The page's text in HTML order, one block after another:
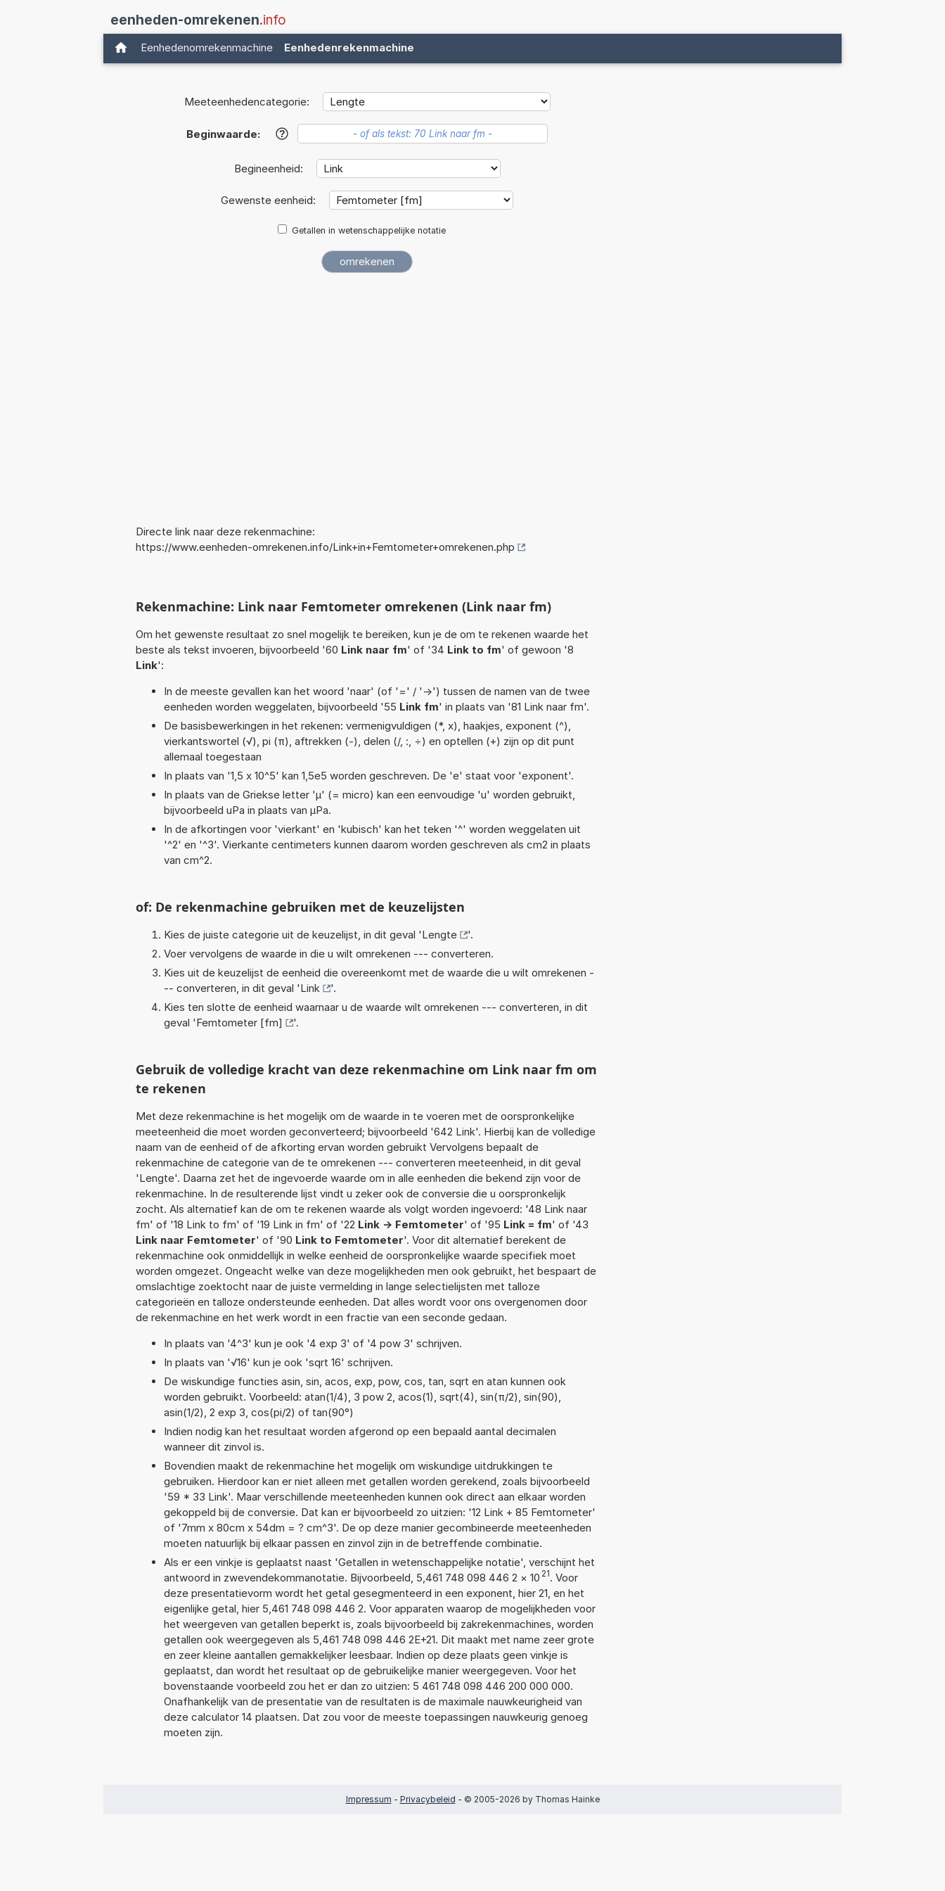
eenheden-omrekenen.info
Eenhedenomrekenmachine Eenhedenrekenmachine
Meeteenhedencategorie:
Beginwaarde: ?
Begineenheid:
Gewenste eenheid:
Getallen in wetenschappelijke notatie
Directe link naar deze rekenmachine:
https://www.eenheden-omrekenen.info/Link+in+Femtometer+omrekenen.php
Rekenmachine: Link naar Femtometer omrekenen (Link naar fm)
Om het gewenste resultaat zo snel mogelijk te bereiken, kun je de om te rekenen waarde het
beste als tekst invoeren, bijvoorbeeld '60 Link naar fm' of '34 Link to fm' of gewoon '8
Link':
In de meeste gevallen kan het woord 'naar' (of '=' / '->') tussen de namen van de twee
eenheden worden weggelaten, bijvoorbeeld '55 Link fm' in plaats van '81 Link naar fm'.
De basisbewerkingen in het rekenen: vermenigvuldigen (*, x), haakjes, exponent (^),
vierkantswortel (√), pi (π), aftrekken (-), delen (/, :, ÷) en optellen (+) zijn op dit punt
allemaal toegestaan
In plaats van '1,5 x 10^5' kan 1,5e5 worden geschreven. De 'e' staat voor 'exponent'.
In plaats van de Griekse letter 'µ' (= micro) kan een eenvoudige 'u' worden gebruikt,
bijvoorbeeld uPa in plaats van µPa.
In de afkortingen voor 'vierkant' en 'kubisch' kan het teken '^' worden weggelaten uit
'^2' en '^3'. Vierkante centimeters kunnen daarom worden geschreven als cm2 in plaats
van cm^2.
of: De rekenmachine gebruiken met de keuzelijsten
Kies de juiste categorie uit de keuzelijst, in dit geval 'Lengte
'.
Voer vervolgens de waarde in die u wilt omrekenen --- converteren.
Kies uit de keuzelijst de eenheid die overeenkomt met de waarde die u wilt omrekenen -
-- converteren, in dit geval 'Link
'.
Kies ten slotte de eenheid waarnaar u de waarde wilt omrekenen --- converteren, in dit
geval 'Femtometer [fm] '.
Gebruik de volledige kracht van deze rekenmachine om Link naar fm om
te rekenen
Met deze rekenmachine is het mogelijk om de waarde in te voeren met de oorspronkelijke
meeteenheid die moet worden geconverteerd; bijvoorbeeld '642 Link'. Hierbij kan de volledige
naam van de eenheid of de afkorting ervan worden gebruikt Vervolgens bepaalt de
rekenmachine de categorie van de te omrekenen --- converteren meeteenheid, in dit geval
'Lengte'. Daarna zet het de ingevoerde waarde om in alle eenheden die bekend zijn voor de
rekenmachine. In de resulterende lijst vindt u zeker ook de conversie die u oorspronkelijk
zocht. Als alternatief kan de om te rekenen waarde als volgt worden ingevoerd: '48 Link naar
fm' of '18 Link to fm' of '19 Link in fm' of '22 Link -> Femtometer' of '95 Link = fm' of '43
Link naar Femtometer' of '90 Link to Femtometer'. Voor dit alternatief berekent de
rekenmachine ook onmiddellijk in welke eenheid de oorspronkelijke waarde specifiek moet
worden omgezet. Ongeacht welke van deze mogelijkheden men ook gebruikt, het bespaart de
omslachtige zoektocht naar de juiste vermelding in lange selectielijsten met talloze
categorieën en talloze ondersteunde eenheden. Dat alles wordt voor ons overgenomen door
de rekenmachine en het werk wordt in een fractie van een seconde gedaan.
In plaats van '4^3' kun je ook '4 exp 3' of '4 pow 3' schrijven.
In plaats van '√16' kun je ook 'sqrt 16' schrijven.
De wiskundige functies asin, sin, acos, exp, pow, cos, tan, sqrt en atan kunnen ook
worden gebruikt. Voorbeeld: atan(1/4), 3 pow 2, acos(1), sqrt(4), sin(π/2), sin(90),
asin(1/2), 2 exp 3, cos(pi/2) of tan(90°)
Indien nodig kan het resultaat worden afgerond op een bepaald aantal decimalen
wanneer dit zinvol is.
Bovendien maakt de rekenmachine het mogelijk om wiskundige uitdrukkingen te
gebruiken. Hierdoor kan er niet alleen met getallen worden gerekend, zoals bijvoorbeeld
'59 * 33 Link'. Maar verschillende meeteenheden kunnen ook direct aan elkaar worden
gekoppeld bij de conversie. Dat kan er bijvoorbeeld zo uitzien: '12 Link + 85 Femtometer'
of '7mm x 80cm x 54dm = ? cm^3'. De op deze manier gecombineerde meeteenheden
moeten natuurlijk bij elkaar passen en zinvol zijn in de betreffende combinatie.
Als er een vinkje is geplaatst naast 'Getallen in wetenschappelijke notatie', verschijnt het
antwoord in zwevendekommanotatie. Bijvoorbeeld, 5,461 748 098 446 2 × 10 21. Voor
deze presentatievorm wordt het getal gesegmenteerd in een exponent, hier 21, en het
eigenlijke getal, hier 5,461 748 098 446 2. Voor apparaten waarop de mogelijkheden voor
het weergeven van getallen beperkt is, zoals bijvoorbeeld bij zakrekenmachines, worden
getallen ook weergegeven als 5,461 748 098 446 2E+21. Dit maakt met name zeer grote
en zeer kleine aantallen gemakkelijker leesbaar. Indien op deze plaats geen vinkje is
geplaatst, dan wordt het resultaat op de gebruikelijke manier weergegeven. Voor het
bovenstaande voorbeeld zou het er dan zo uitzien: 5 461 748 098 446 200 000 000.
Onafhankelijk van de presentatie van de resultaten is de maximale nauwkeurigheid van
deze calculator 14 plaatsen. Dat zou voor de meeste toepassingen nauwkeurig genoeg
moeten zijn.
Impressum - Privacybeleid - © 2005-2026 by Thomas Hainke